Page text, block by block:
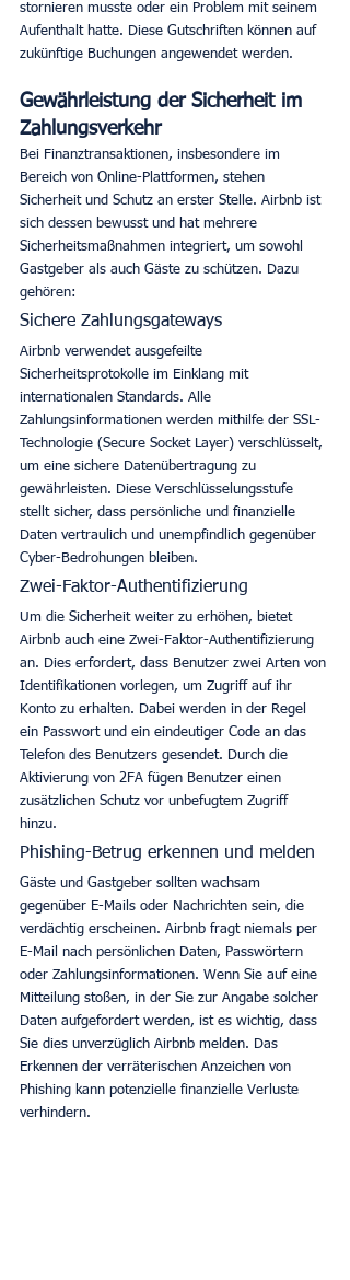
stornieren musste oder ein Problem mit seinem
Aufenthalt hatte. Diese Gutschriften können auf
zukünftige Buchungen angewendet werden.
Gewährleistung der Sicherheit im
Zahlungsverkehr
Bei Finanztransaktionen, insbesondere im
Bereich von Online-Plattformen, stehen
Sicherheit und Schutz an erster Stelle. Airbnb ist
sich dessen bewusst und hat mehrere
Sicherheitsmaßnahmen integriert, um sowohl
Gastgeber als auch Gäste zu schützen. Dazu
gehören:
Sichere Zahlungsgateways
Airbnb verwendet ausgefeilte
Sicherheitsprotokolle im Einklang mit
internationalen Standards. Alle
Zahlungsinformationen werden mithilfe der SSL-
Technologie (Secure Socket Layer) verschlüsselt,
um eine sichere Datenübertragung zu
gewährleisten. Diese Verschlüsselungsstufe
stellt sicher, dass persönliche und finanzielle
Daten vertraulich und unempfindlich gegenüber
Cyber-Bedrohungen bleiben.
Zwei-Faktor-Authentifizierung
Um die Sicherheit weiter zu erhöhen, bietet
Airbnb auch eine Zwei-Faktor-Authentifizierung
an. Dies erfordert, dass Benutzer zwei Arten von
Identifikationen vorlegen, um Zugriff auf ihr
Konto zu erhalten. Dabei werden in der Regel
ein Passwort und ein eindeutiger Code an das
Telefon des Benutzers gesendet. Durch die
Aktivierung von 2FA fügen Benutzer einen
zusätzlichen Schutz vor unbefugtem Zugriff
hinzu.
Phishing-Betrug erkennen und melden
Gäste und Gastgeber sollten wachsam
gegenüber E-Mails oder Nachrichten sein, die
verdächtig erscheinen. Airbnb fragt niemals per
E-Mail nach persönlichen Daten, Passwörtern
oder Zahlungsinformationen. Wenn Sie auf eine
Mitteilung stoßen, in der Sie zur Angabe solcher
Daten aufgefordert werden, ist es wichtig, dass
Sie dies unverzüglich Airbnb melden. Das
Erkennen der verräterischen Anzeichen von
Phishing kann potenzielle finanzielle Verluste
verhindern.